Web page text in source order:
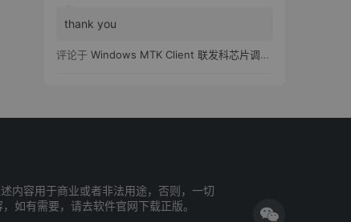
thank you
评论于 Windows MTK Client 联发科芯片调试工具_v2.01 汉化版
内容用于商业或者非法用途，否则，一切
如有需要，请去软件官网下载正版。